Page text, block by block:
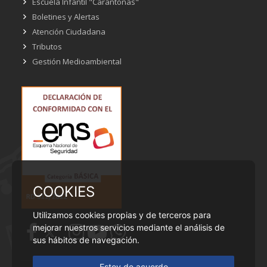
COOKIES
Utilizamos cookies propias y de terceros para
mejorar nuestros servicios mediante el análisis de
sus hábitos de navegación.
Boletines y Alertas
Atención Ciudadana
Tributos
Gestión Medioambiental